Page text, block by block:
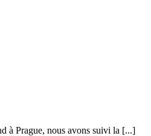
à Prague, nous avons suivi la [...]